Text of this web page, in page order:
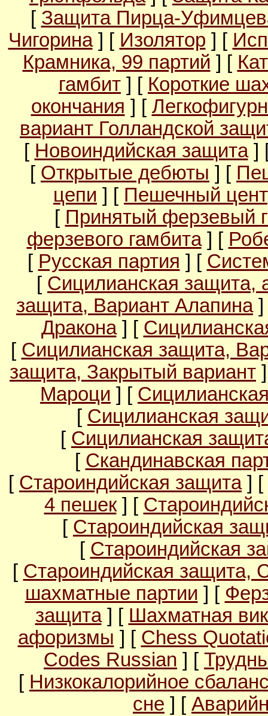
[ Защита Пирца-
Чигорина] [ Изолятор ] [
Крамника, 99 партий ] [
гамбит ] [ Короткие
окончания ] [
вариант Голландской
[ Новоиндийская защита]
[ Открытые дебюты ] [
цепи ] [ Пешечный
[ Принятый ферзевый
ферзевого гамбита] [
[ Русская партия ] [
[ Сицилианская защита,
защита, Вариант Алапина]
Дракона] [
[ Сицилианская защита,
защита, Закрытый вариант
Мароци ] [
[ Сицилианская
[ Сицилианская
[ Скандинавская
[ Староиндийская защита] [
4 пешек] [
[ Староиндийская
[ Староиндийская
[ Староиндийская защита,
шахматные партии ] [
защита] [ Шахматная
афоризмы ] [ Chess
Codes Russian ] [
[ Низкокалорийное
сне ] [